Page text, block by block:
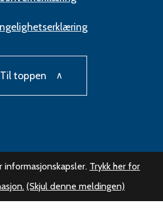
Til toppen
informasjonskapsler. Trykk her for
(Skjul denne meldingen)